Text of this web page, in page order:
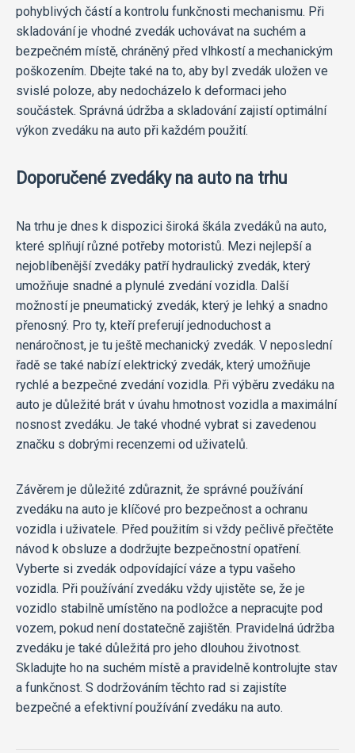
pohyblivých částí a kontrolu funkčnosti mechanismu. Při
skladování je vhodné zvedák uchovávat na suchém a
bezpečném místě, chráněný před vlhkostí a mechanickým
poškozením. Dbejte také na to, aby byl zvedák uložen ve
svislé poloze, aby nedocházelo k deformaci jeho
součástek. Správná údržba a skladování zajistí optimální
výkon zvedáku na auto při každém použití.
Doporučené zvedáky na auto na trhu
Na trhu je dnes k dispozici široká škála zvedáků na auto,
které splňují různé potřeby motoristů. Mezi nejlepší a
nejoblíbenější zvedáky patří hydraulický zvedák, který
umožňuje snadné a plynulé zvedání vozidla. Další
možností je pneumatický zvedák, který je lehký a snadno
přenosný. Pro ty, kteří preferují jednoduchost a
nenáročnost, je tu ještě mechanický zvedák. V neposlední
řadě se také nabízí elektrický zvedák, který umožňuje
rychlé a bezpečné zvedání vozidla. Při výběru zvedáku na
auto je důležité brát v úvahu hmotnost vozidla a maximální
nosnost zvedáku. Je také vhodné vybrat si zavedenou
značku s dobrými recenzemi od uživatelů.
Závěrem je důležité zdůraznit, že správné používání
zvedáku na auto je klíčové pro bezpečnost a ochranu
vozidla i uživatele. Před použitím si vždy pečlivě přečtěte
návod k obsluze a dodržujte bezpečnostní opatření.
Vyberte si zvedák odpovídající váze a typu vašeho
vozidla. Při používání zvedáku vždy ujistěte se, že je
vozidlo stabilně umístěno na podložce a nepracujte pod
vozem, pokud není dostatečně zajištěn. Pravidelná údržba
zvedáku je také důležitá pro jeho dlouhou životnost.
Skladujte ho na suchém místě a pravidelně kontrolujte stav
a funkčnost. S dodržováním těchto rad si zajistíte
bezpečné a efektivní používání zvedáku na auto.